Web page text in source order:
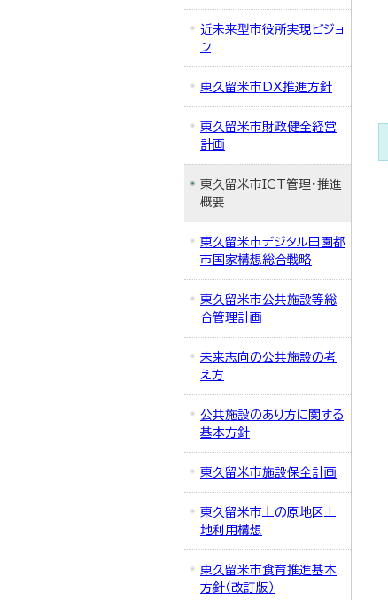
近未来型市役所実現ビジョ
ン
東久留米市DX推進方針
東久留米市財政健全経営
計画
東久留米市ICT管理・推進
概要
東久留米市デジタル田園都
市国家構想総合戦略
東久留米市公共施設等総
合管理計画
未来志向の公共施設の考
え方
公共施設のあり方に関する
基本方針
東久留米市施設保全計画
東久留米市上の原地区土
地利用構想
東久留米市食育推進基本
方針（改訂版）